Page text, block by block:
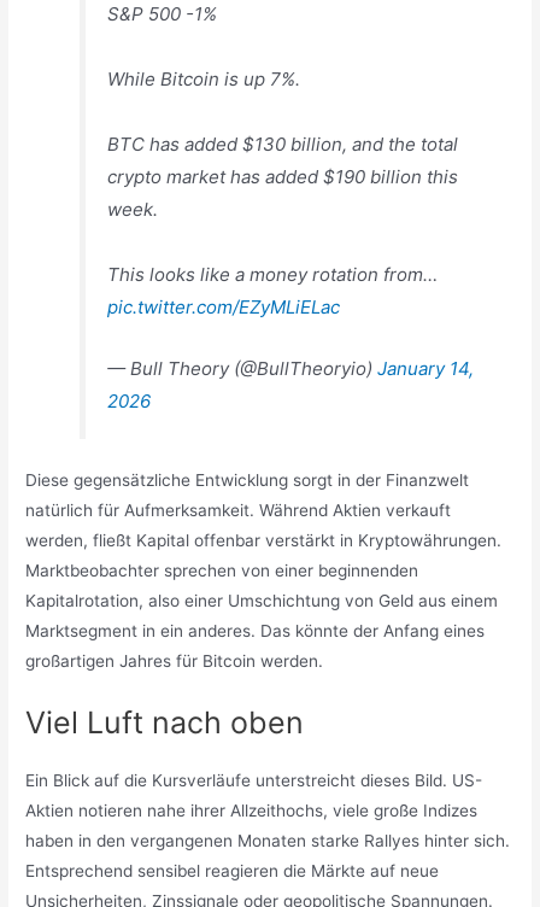
S&P 500 -1%
While Bitcoin is up 7%.
BTC has added $130 billion, and the total
crypto market has added $190 billion this
week.
This looks like a money rotation from…
pic.twitter.com/EZyMLiELac
— Bull Theory (@BullTheoryio)January 14,
2026
Diese gegensätzliche Entwicklung sorgt in der Finanzwelt
natürlich für Aufmerksamkeit. Während Aktien verkauft
werden, fließt Kapital offenbar verstärkt in Kryptowährungen.
Marktbeobachter sprechen von einer beginnenden
Kapitalrotation, also einer Umschichtung von Geld aus einem
Marktsegment in ein anderes. Das könnte der Anfang eines
großartigen Jahres für Bitcoin werden.
Viel Luft nach oben
Ein Blick auf die Kursverläufe unterstreicht dieses Bild. US-
Aktien notieren nahe ihrer Allzeithochs, viele große Indizes
haben in den vergangenen Monaten starke Rallyes hinter sich.
Entsprechend sensibel reagieren die Märkte auf neue
Unsicherheiten, Zinssignale oder geopolitische Spannungen.